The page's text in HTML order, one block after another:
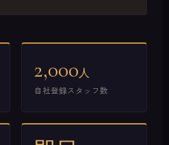
2,000人
自社登録スタッフ数